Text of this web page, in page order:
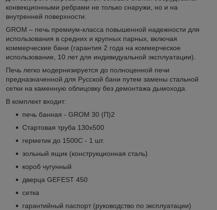
конвекционными ребрами не только снаружи, но и на
внутренней поверхности.
GROM – печь премиум-класса повышенной надежности для
использования в средних и крупных парных, включая
коммерческие бани (гарантия 2 года на коммерческое
использование, 10 лет для индивидуальной эксплуатации).
Печь легко модернизируется до полноценной печи
предназначенной для Русской бани путем замены стальной
сетки на каменную облицовку без демонтажа дымохода.
В комплект входит:
печь банная - GROM 30 (П)2
Стартовая труба 130х500
герметик до 1500С - 1 шт.
зольный ящик (конструкционная сталь)
короб чугунный
дверца GEFEST 450
сетка
гарантийный паспорт (руководство по эксплуатации)